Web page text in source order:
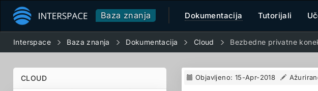
Baza znanja Dokumentacija Tutorijali
Interspace Baza znanja Dokumentacija Cloud Bezbedne privatne
CLOUD Objavljeno: 15-Apr-2018